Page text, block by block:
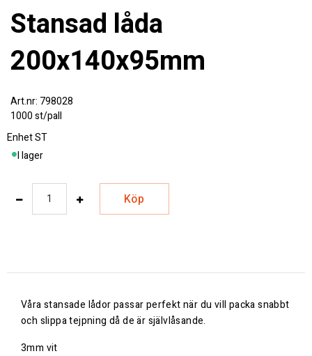
Stansad låda
200x140x95mm
798028
1000 st/pall
EnhetST
I lager
Köp
Våra stansade lådor passar perfekt när du vill packa snabbt
och slippa tejpning då de är självlåsande.
3mm vit